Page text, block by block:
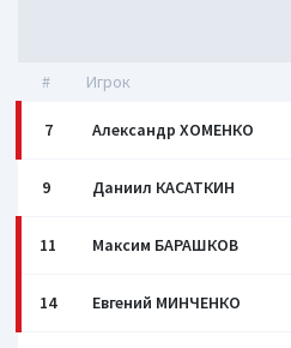
# Игрок
7 Александр ХОМЕНКО
9 Даниил КАСАТКИН
11 Максим БАРАШКОВ
14 Евгений МИНЧЕНКО